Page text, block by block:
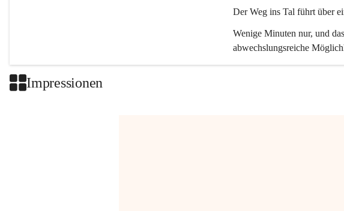
Der Weg ins Tal führt über
Wenige Minuten nur, und
abwechslungsreiche
Impressionen